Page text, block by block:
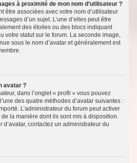
à proximité de mon nom d’utilisateur ?
être associées avec votre nom d’utilisateur
d’un sujet. L’une d’elles peut être
des étoiles ou des blocs indiquant
votre statut sur le forum. La seconde image,
sous le nom d’avatar et généralement est
avatar ?
dans l’onglet « profil » vous pouvez
des quatre méthodes d’avatar suivantes :
L’administrateur du forum peut activer
la manière dont ils sont mis à disposition.
contactez un administrateur du